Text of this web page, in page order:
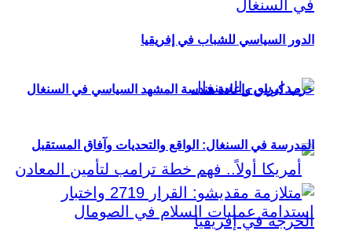
حزب كيراي وإعادة هندسة المشهد السياسي في السنغال
الدور السياسي للشباب في إفريقيا
المدرسة في السنغال: الواقع والتحديات وآفاق المستقبل